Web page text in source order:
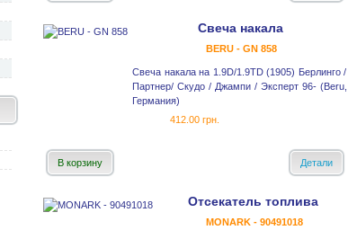
Свеча накала
BERU - GN 858
Свеча накала на 1.9D/1.9TD (1905) Берлинго /
Партнер/ Скудо / Джампи / Эксперт 96- (Beru,
Германия)
412.00 грн.
В корзину Детали
Отсекатель топлива
MONARK - 90491018